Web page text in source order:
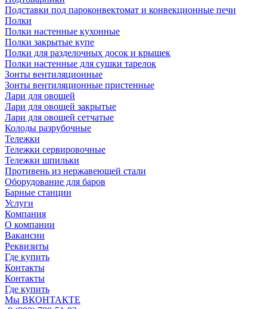
Подставки под пароконвектомат и конвекционные печи
Полки
Полки настенные кухонные
Полки закрытые купе
Полки для разделочных досок и крышек
Полки настенные для сушки тарелок
Зонты вентиляционные
Зонты вентиляционные пристенные
Лари для овощей
Лари для овощей закрытые
Лари для овощей сетчатые
Колоды разрубочные
Тележки
Тележки сервировочные
Тележки шпильки
Противень из нержавеющей стали
Оборудование для баров
Барные станции
Услуги
Компания
О компании
Вакансии
Реквизиты
Где купить
Контакты
Контакты
Где купить
Мы ВКОНТАКТЕ